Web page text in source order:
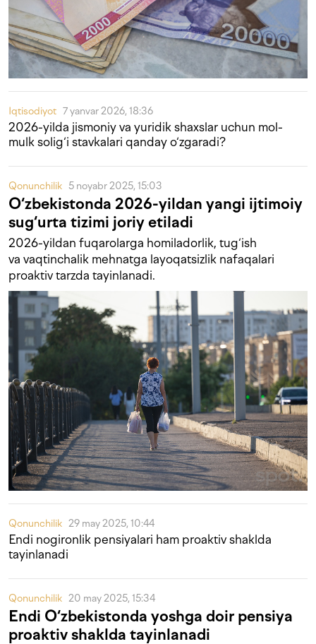
Iqtisodiyot 7 yanvar 2026, 18:36
2026-yilda jismoniy va yuridik shaxslar uchun mol-
mulk solig‘i stavkalari qanday o‘zgaradi?
Qonunchilik 5 noyabr 2025, 15:03
O‘zbekistonda 2026-yildan yangi ijtimoiy
sug‘urta tizimi joriy etiladi
2026-yildan fuqarolarga homiladorlik, tug‘ish
va vaqtinchalik mehnatga layoqatsizlik nafaqalari
proaktiv tarzda tayinlanadi.
Qonunchilik 29 may 2025, 10:44
Endi nogironlik pensiyalari ham proaktiv shaklda
tayinlanadi
Qonunchilik 20 may 2025, 15:34
Endi O‘zbekistonda yoshga doir pensiya
proaktiv shaklda tayinlanadi